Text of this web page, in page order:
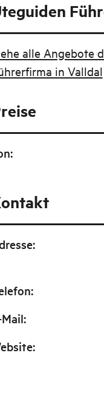
alle Angebote
in Valldal
:
:
:
:
: